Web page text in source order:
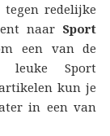
redelijke
naar Sport
een van de
leuke Sport
kun je
in een van